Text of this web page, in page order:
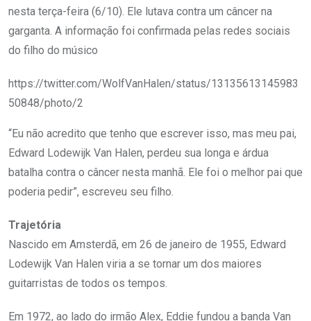
nesta terça-feira (6/10). Ele lutava contra um câncer na
garganta. A informação foi confirmada pelas redes sociais
do filho do músico
https://twitter.com/WolfVanHalen/status/13135613145983
50848/photo/2
“Eu não acredito que tenho que escrever isso, mas meu pai,
Edward Lodewijk Van Halen, perdeu sua longa e árdua
batalha contra o câncer nesta manhã. Ele foi o melhor pai que
poderia pedir”, escreveu seu filho.
Trajetória
Nascido em Amsterdã, em 26 de janeiro de 1955, Edward
Lodewijk Van Halen viria a se tornar um dos maiores
guitarristas de todos os tempos.
Em 1972, ao lado do irmão Alex, Eddie fundou a banda Van